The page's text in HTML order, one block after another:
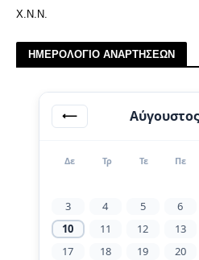
Χ.Ν.Ν.
ΗΜΕΡΟΛΟΓΙΟ ΑΝΑΡΤΗΣΕΩΝ
⟵
Δε Τρ Τε Πε
3
4 5 6
10
11 12 13
17
18 19 20